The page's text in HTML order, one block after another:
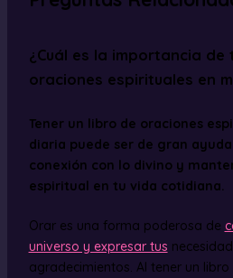
¿Cuál es la importancia de
oraciones espirituales en
Tener un libro de oraciones
diaria puede ser de gran
conexión con lo divino y
espiritual en tu vida cotidiana.
Orar es una forma poderosa de
universo y expresar tus
agradecimientos. Al tener un